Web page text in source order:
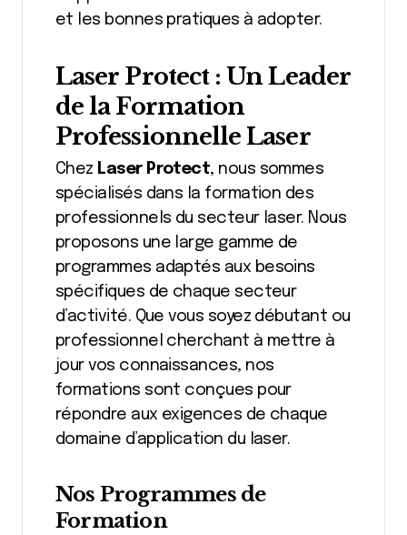
et les bonnes pratiques à adopter.
Laser Protect : Un Leader
de la Formation
Professionnelle Laser
Chez Laser Protect, nous sommes
spécialisés dans la formation des
professionnels du secteur laser. Nous
proposons une large gamme de
programmes adaptés aux besoins
spécifiques de chaque secteur
d’activité. Que vous soyez débutant ou
professionnel cherchant à mettre à
jour vos connaissances, nos
formations sont conçues pour
répondre aux exigences de chaque
domaine d’application du laser.
Nos Programmes de
Formation